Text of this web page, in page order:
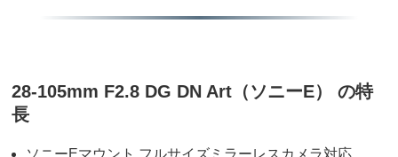
28-105mm F2.8 DG DN Art（ソニーE） の特
長
ソニーEマウント フルサイズミラーレスカメラ対応、